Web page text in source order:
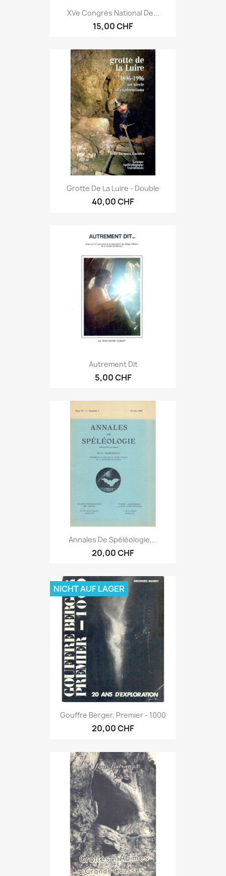
XVe Congrès National De...
15,00 CHF
Grotte De La Luire - Double
40,00 CHF
Autrement Dit
5,00 CHF
Annales De Spéléologie,...
20,00 CHF
Gouffre Berger, Premier - 1000
20,00 CHF
NICHT AUF LAGER